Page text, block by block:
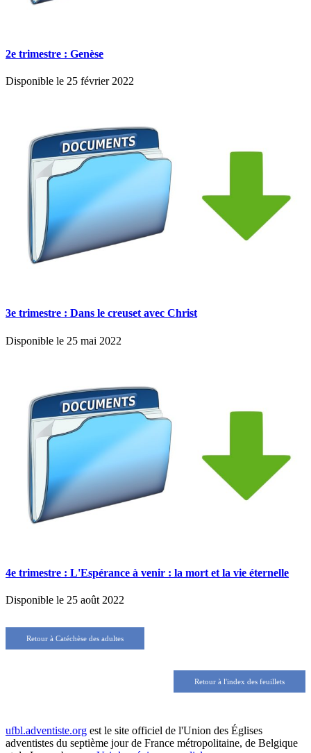
2e trimestre : Genèse
Disponible le 25 février 2022
3e trimestre : Dans le creuset avec Christ
Disponible le 25 mai 2022
4e trimestre : L'Espérance à venir : la mort et la vie éternelle
Disponible le 25 août 2022
Retour à Catéchèse des adultes
Retour à l'index des feuillets
ufbl.adventiste.org est le site officiel de l'Union des Églises
adventistes du septième jour de France métropolitaine, de Belgique